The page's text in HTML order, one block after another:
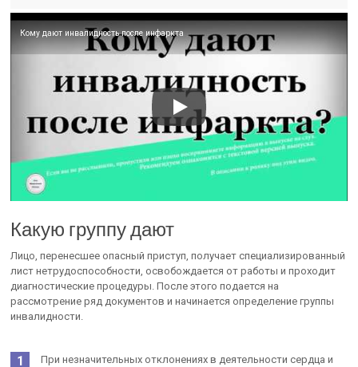
Кому дают инвалидность после инфаркта
Какую группу дают
Лицо, перенесшее опасный приступ, получает специализированный
лист нетрудоспособности, освобождается от работы и проходит
диагностические процедуры. После этого подается на
рассмотрение ряд документов и начинается определение группы
инвалидности.
При незначительных отклонениях в деятельности сердца и